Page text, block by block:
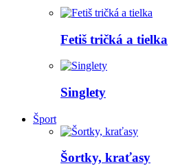
Fetiš tričká a tielka
Singlety
Šport
Šortky, kraťasy